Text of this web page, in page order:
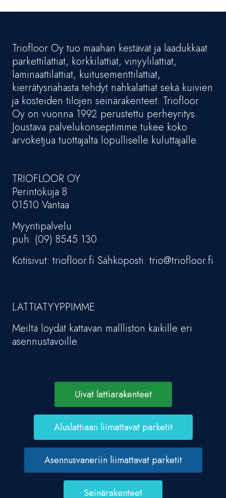
Triofloor Oy tuo maahan kestävät ja laadukkaat
parkettilattiat, korkkilattiat, vinyylilattiat,
laminaattilattiat, kuitusementtilattiat,
kierrätysnahasta tehdyt nahkalattiat sekä kuivien
ja kosteiden tilojen seinärakenteet. Triofloor
Oy on vuonna 1992 perustettu perheyritys.
Joustava palvelukonseptimme tukee koko
arvoketjua tuottajalta lopulliselle kuluttajalle.
TRIOFLOOR OY
Perintökuja 8
01510 Vantaa
Myyntipalvelu
puh. (09) 8545 130
Kotisivut: triofloor.fi Sähköposti: trio@triofloor.fi
LATTIATYYPPIMME
Meiltä löydät kattavan mallliston kaikille eri
asennustavoille.
Uivat lattiarakenteet
Aluslattiaan liimattavat parketit
Asennusvaneriin liimattavat parketit
Seinärakenteet